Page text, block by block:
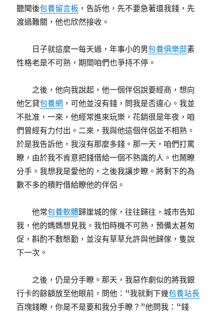
聽聞後包養留言板 ，告訴他，先不要急著還我錢，先
渡過難關，他也欣然接收。
日子就這麼一每天過，年事小的男包養俱樂部素
性格老是不可熟，期間咱們也爭持不停。
之後，他向我說起，他一個伴侶說要經商，想向
他乞貸包養網 ，可他並沒有錢，問我是否違心。我並
不批准，一來，他經常進來玩樂，花銷很是年夜，咱
們曾經有力付出。二來，我與他這個伴侶並不相熟。
於是我告訴他，我沒有那麼多錢。那一天，咱們打罵
瞭，由於我不肯意把錢借給一個不熟識的人。也鬧瞭
分手。我想我是愛他的，之後我讓步瞭。將剩下的為
數不多的積貯借給瞭他的伴侶。
他常包養軟體歸崖城的傢，往往歸往，城市告知
我，他的媽媽想見我。我怕時機不可熟，預備太甚匆
促，斟酌不敷慇勤，並沒有草草允許與他歸傢，隻說
下一次。
之後，仍是分手瞭。那天，我惡作劇似的將我銀
行卡的餘額放至他眼前，問他：“我就剩下幾包養站長
百塊錢瞭，你是不是要和我分手瞭？”他問我：“錢